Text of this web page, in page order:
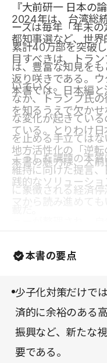
『大前研一 日本の
ーズは毎年「年末の
累計40万部を突破
は、豊富な知見を
いていく。
2024年は、台湾総
都知事選など、世
目すべきは、トラ
返り咲きである。
なか、トランプ氏
な変化が起きてい
を止める手立ては
こうした課題の本
本書では、日本編
を知るうえで欠か
ている。とりわけ
地方活性化の「逆
維持に向けた提言
に象徴される経済
本書の魅力は、大
践的なソリューシ
マから読み進めて
本書の要点
少子化対策だけで
済的に余裕のある
振興など、新たな
要である。